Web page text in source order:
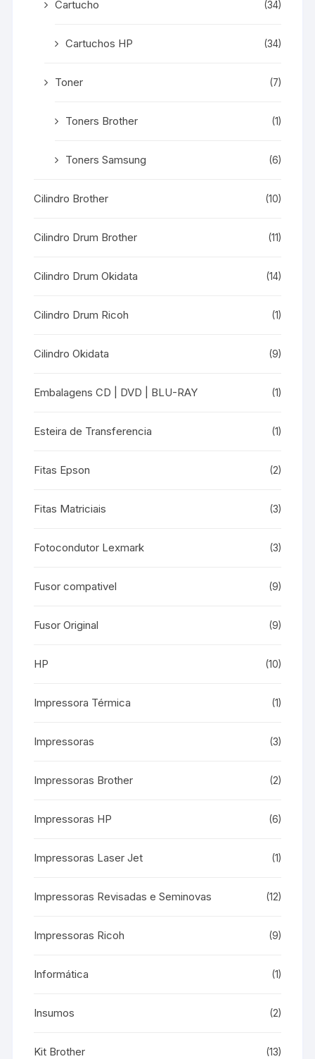
Cartucho (34)
Cartuchos HP (34)
Toner (7)
Toners Brother (1)
Toners Samsung (6)
Cilindro Brother (10)
Cilindro Drum Brother (11)
Cilindro Drum Okidata (14)
Cilindro Drum Ricoh (1)
Cilindro Okidata (9)
Embalagens CD | DVD | BLU-RAY (1)
Esteira de Transferencia (1)
Fitas Epson (2)
Fitas Matriciais (3)
Fotocondutor Lexmark (3)
Fusor compativel (9)
Fusor Original (9)
HP (10)
Impressora Térmica (1)
Impressoras (3)
Impressoras Brother (2)
Impressoras HP (6)
Impressoras Laser Jet (1)
Impressoras Revisadas e Seminovas (12)
Impressoras Ricoh (9)
Informática (1)
Insumos (2)
Kit Brother (13)